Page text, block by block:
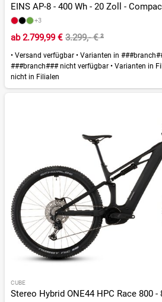
EINS AP-8 - 400 Wh - 20 Zoll -
+3
ab2.799,99 € 3.299,- €²
• Versand verfügbar • Varianten in
###branch### nicht verfügbar • Varianten in
nicht in Filialen
CUBE